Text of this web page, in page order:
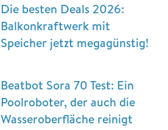
Die besten Deals 2026:
Balkonkraftwerk mit
Speicher jetzt megagünstig!
Beatbot Sora 70 Test: Ein
Poolroboter, der auch die
Wasseroberfläche reinigt